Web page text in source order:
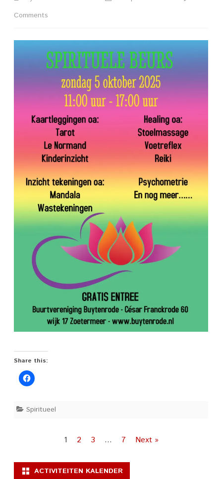
Comments
Spirituele
Beurs
Buytenrode
oktober
2025
Share this:
Spiritueel
1 2 3 … 7 Next »
ACTIVITEITEN KALENDER